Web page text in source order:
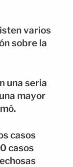
varios
sobre la
una seria
mayor
casos
casos